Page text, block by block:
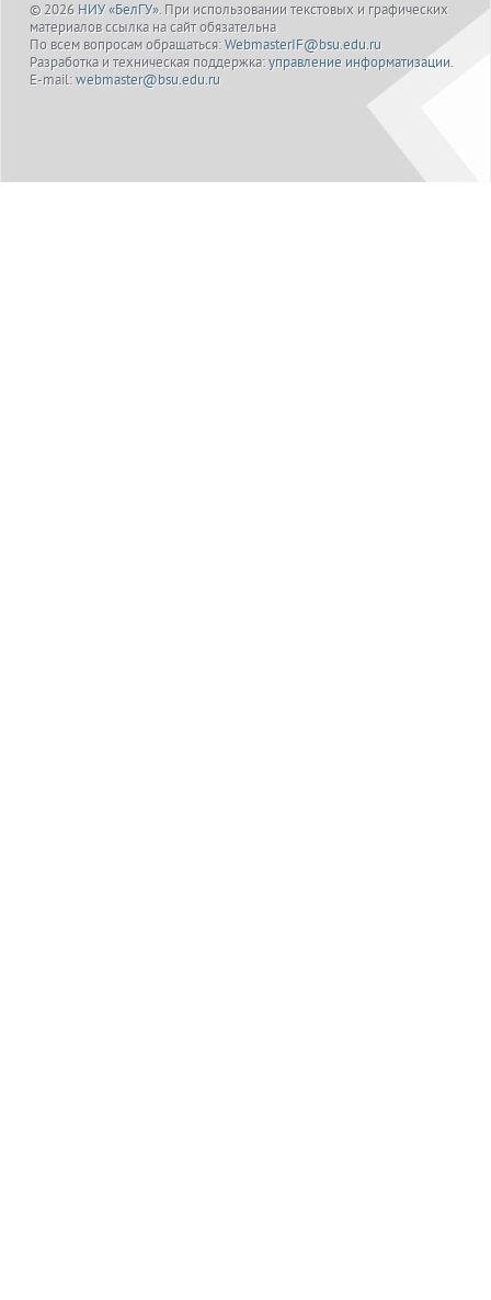
© 2026 НИУ «БелГУ». При использовании текстовых и графических
материалов ссылка на сайт обязательна
По всем вопросам обращаться: WebmasterIF@bsu.edu.ru
Разработка и техническая поддержка: управление информатизации.
E-mail: webmaster@bsu.edu.ru